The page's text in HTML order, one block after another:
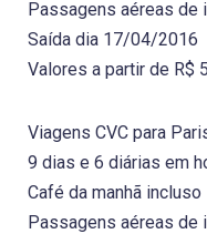
Passagens aéreas de
Saída dia 17/04/2016
Valores a partir de R$
Viagens CVC para
9 dias e 6 diárias em
Café da manhã incluso
Passagens aéreas de